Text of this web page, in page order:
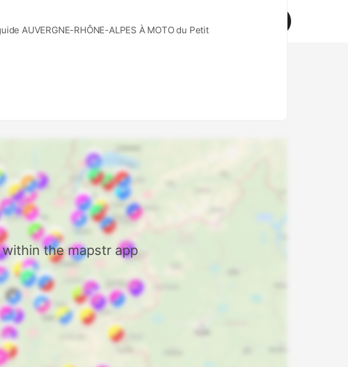
AUVERGNE-RHÔNE-ALPES À MOTO du Petit
the mapstr app